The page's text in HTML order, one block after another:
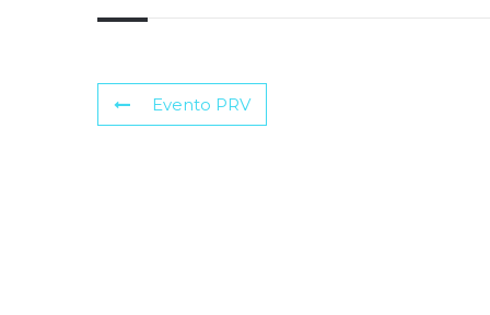
Evento PRV